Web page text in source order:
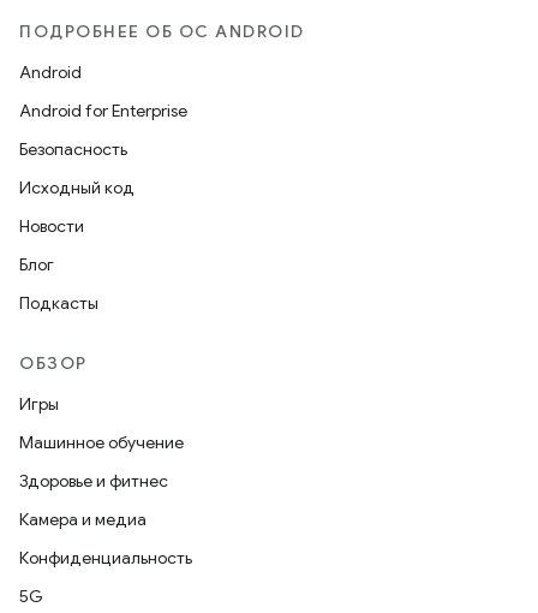
ПОДРОБНЕЕ ОБ ОС ANDROID
Android
Android for Enterprise
Безопасность
Исходный код
Новости
Блог
Подкасты
ОБЗОР
Игры
Машинное обучение
Здоровье и фитнес
Камера и медиа
Конфиденциальность
5G